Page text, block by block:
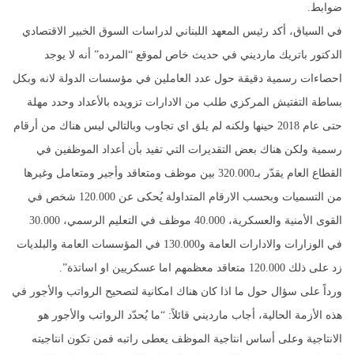
ضوابط.
في السياق، أكد رئيس المعهد اللبناني لدراسات السوق الخبير الاقتصادي
الدكتور باتريك مارديني في حديث خاص لموقع “المرده” أنه لا يوجد
احصاءات رسمية دقيقة حول عدد العاملين في مؤسسات الدولة لانه وبكل
بساطة التفتيش المركزي طلب من الادارات تزويده بالأعداد وحدد مهلة
حتى عام 2018 حينها ولكنه لم يلق اي تجاوب وبالتالي ليس هناك من أرقام
رسمية ولكن هناك بعض التقديرات التي تفيد بأن أعداد الموظفين في
القطاع العام يقدّر بـ320.000 بين موظف ومتعاقد وأجير ومتعامل وغيرها
من التسميات وبحسب الارقام المتداولة يُحكى عن 120.000 شخص في
القوى الأمنية والعسكرية، 40.000 موظف في التعليم الرسمي، 30.000
في الوزارات والادارات العامة و130.000 في المؤسسات العامة والبلديات
زد على ذلك 120.000 متعاقد معظمهم اما عسكريين او اساتذة”.
ورداً على سؤال حول ما اذا كان هناك امكانية لتصحيح الرواتب والأجور في
هذه الأزمة الحالية، أجاب مارديني قائلاً: “ما يُحدّد الرواتب والأجور هو
الانتاجية وعلى أساس انتاجية الموظف يعطى راتبه فمن تكون انتاجيته